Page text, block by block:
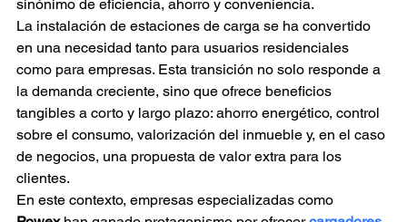
sinónimo de eficiencia, ahorro y conveniencia.
La instalación de estaciones de carga se ha convertido
en una necesidad tanto para usuarios residenciales
como para empresas. Esta transición no solo responde a
la demanda creciente, sino que ofrece beneficios
tangibles a corto y largo plazo: ahorro energético, control
sobre el consumo, valorización del inmueble y, en el caso
de negocios, una propuesta de valor extra para los
clientes.
En este contexto, empresas especializadas como